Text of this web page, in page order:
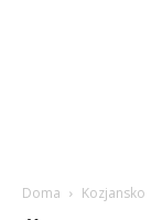
Doma Kozjansko